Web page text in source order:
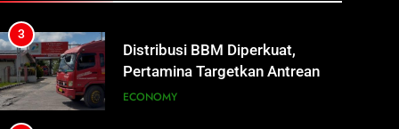
3
Distribusi BBM Diperkuat,
Pertamina Targetkan Antrean di
SPBU Sampit Segera Terurai
ECONOMY